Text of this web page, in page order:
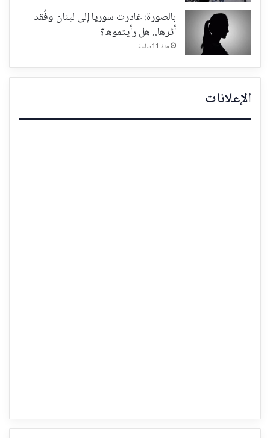
بالصورة: غادرت سوريا إلى لبنان وفُقد
أثرها.. هل رأيتموها؟
منذ 11 ساعة
الإعلانات